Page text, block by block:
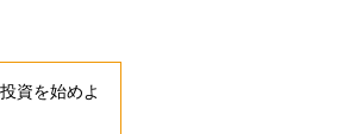
資を始めよ